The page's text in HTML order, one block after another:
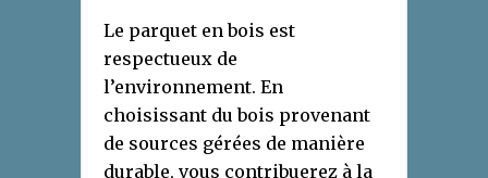
Le parquet en bois est
respectueux de
l’environnement. En
choisissant du bois provenant
de sources gérées de manière
durable, vous contribuerez à la